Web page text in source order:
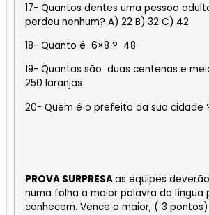
17- Quantos dentes uma pessoa
perdeu nenhum? A) 22 B) 32 C) 42
18- Quanto é 6×8 ? 48
19- Quantas são duas centenas e
250 laranjas
20- Quem é o prefeito da sua cidade
PROVA SURPRESAas equipes
numa folha a maior palavra da língua
conhecem. Vence a maior, ( 3 pontos)